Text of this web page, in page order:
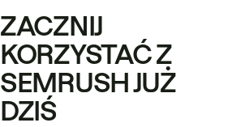
ZACZNIJ
KORZYSTAĆ Z
SEMRUSH JUŻ
DZIŚ